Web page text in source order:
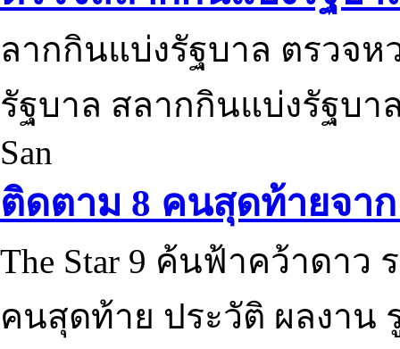
ลากกินแบ่งรัฐบาล ตรวจ
รัฐบาล สลากกินแบ่งรัฐบา
San
ติดตาม 8 คนสุดท้ายจาก
The Star 9 ค้นฟ้าคว้าดาว
คนสุดท้าย ประวัติ ผลงาน